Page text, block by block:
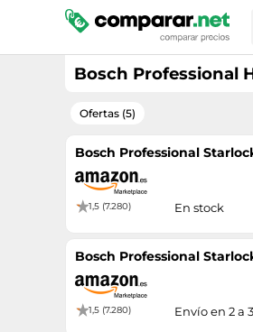
Bosch Professional
Ofertas (5)
Bosch Professional
1,5 (7.280) En stock
Bosch Professional
1,5 (7.280) Envío en 2 a